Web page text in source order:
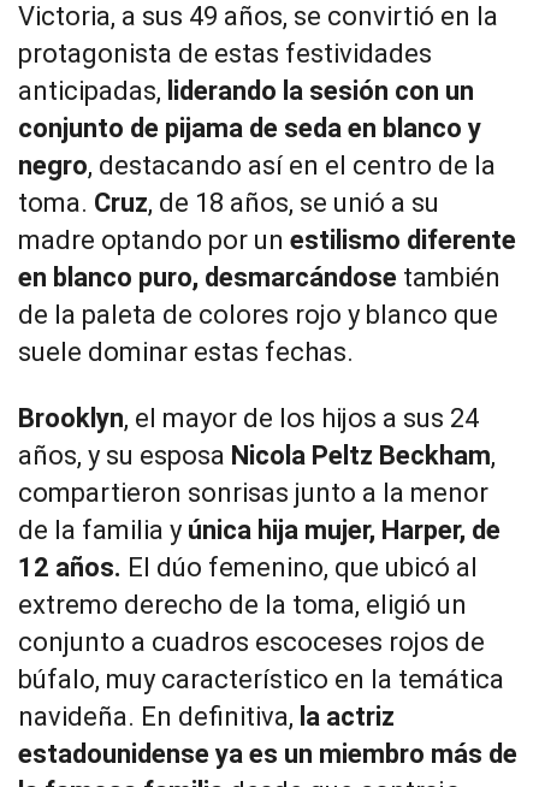
Victoria, a sus 49 años, se convirtió en la
protagonista de estas festividades
anticipadas, liderando la sesión con un
conjunto de pijama de seda en blanco y
negro, destacando así en el centro de la
toma. Cruz, de 18 años, se unió a su
madre optando por un estilismo diferente
en blanco puro, desmarcándose también
de la paleta de colores rojo y blanco que
suele dominar estas fechas.
Brooklyn, el mayor de los hijos a sus 24
años, y su esposa Nicola Peltz Beckham,
compartieron sonrisas junto a la menor
de la familia y única hija mujer, Harper, de
12 años. El dúo femenino, que ubicó al
extremo derecho de la toma, eligió un
conjunto a cuadros escoceses rojos de
búfalo, muy característico en la temática
navideña. En definitiva, la actriz
estadounidense ya es un miembro más de